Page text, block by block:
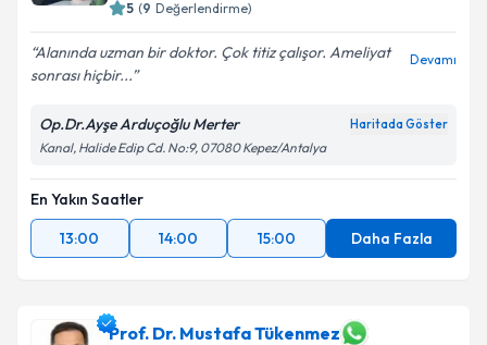
5 (9 Değerlendirme)
Alanında uzman bir doktor. Çok titiz çalışor. Ameliyat
sonrası hiçbir...
Devamı
Op.Dr.Ayşe Arduçoğlu Merter Haritada Göster
Kanal, Halide Edip Cd. No:9, 07080 Kepez/Antalya
En Yakın Saatler
13:00
14:00 15:00 Daha Fazla
Prof. Dr. Mustafa Tükenmez